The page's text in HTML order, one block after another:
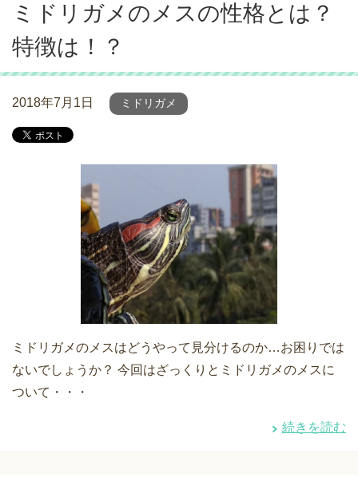
ミドリガメのメスの性格とは？
特徴は！？
2018年7月1日 ミドリガメ
ミドリガメのメスはどうやって見分けるのか…お困りでは
ないでしょうか？ 今回はざっくりとミドリガメのメスに
ついて・・・
続きを読む